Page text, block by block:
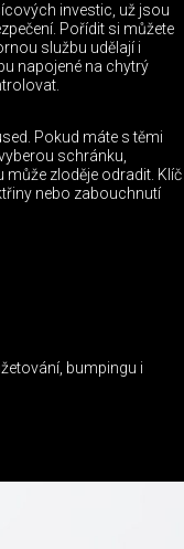
investic, už jsou
Pořídit si můžete
službu udělají i
napojené na chytrý
Pokud máte s těmi
schránku,
zloděje odradit. Klíč
nebo zabouchnutí
bumpingu i